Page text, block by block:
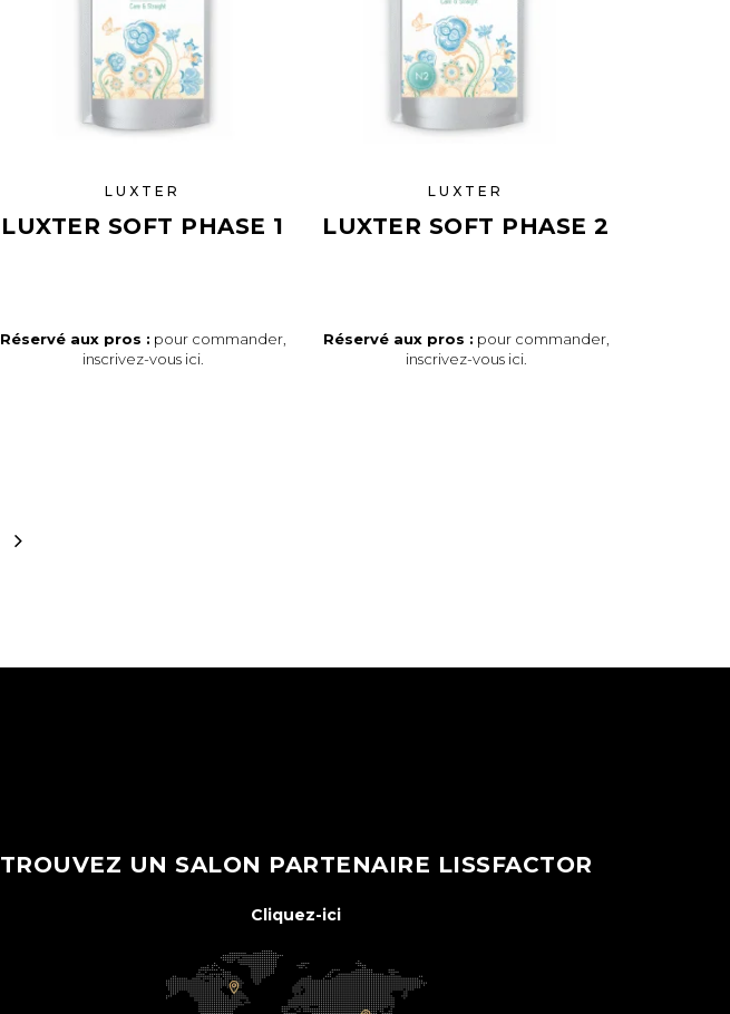
LUXTER
LUXTER SOFT PHASE 1
Réservé aux pros : pour commander,
inscrivez-vous ici.
LUXTER
LUXTER SOFT PHASE 2
Réservé aux pros : pour commander,
inscrivez-vous ici.
TROUVEZ UN SALON PARTENAIRE LISSFACTOR
Cliquez-ici